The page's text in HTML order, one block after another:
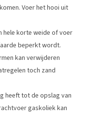
Voer het hooi uit
hele korte weide of voer
beperkt wordt.
kan verwijderen
toch zand
heeft tot de opslag van
gaskoliek kan